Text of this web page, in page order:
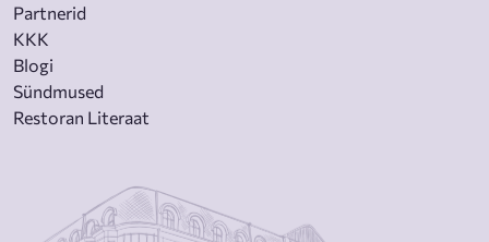
Partnerid
KKK
Blogi
Sündmused
Restoran Literaat